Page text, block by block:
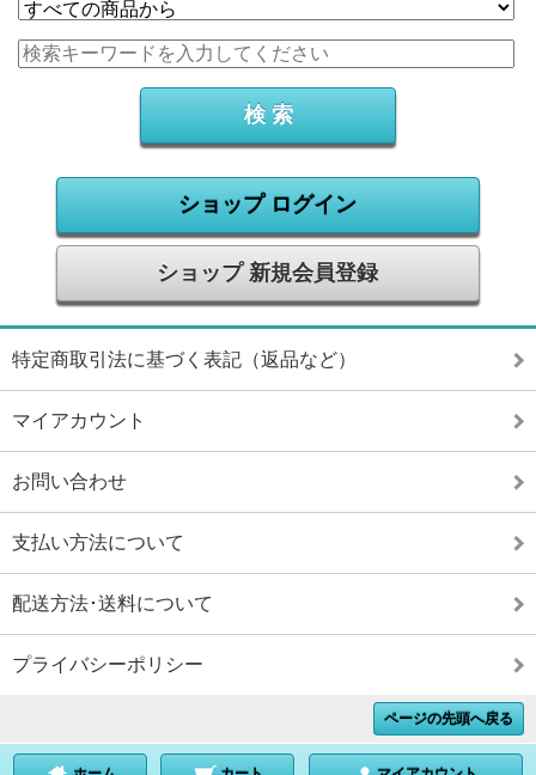
ショップ ログイン
ショップ 新規会員登録
特定商取引法に基づく表記（返品など）
マイアカウント
お問い合わせ
支払い方法について
配送方法･送料について
プライバシーポリシー
ページの先頭へ戻る